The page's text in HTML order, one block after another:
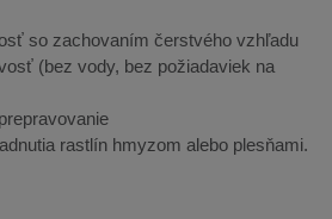
so zachovaním čerstvého vzhľadu
(bez vody, bez požiadaviek na
rastlín hmyzom alebo plesňami.